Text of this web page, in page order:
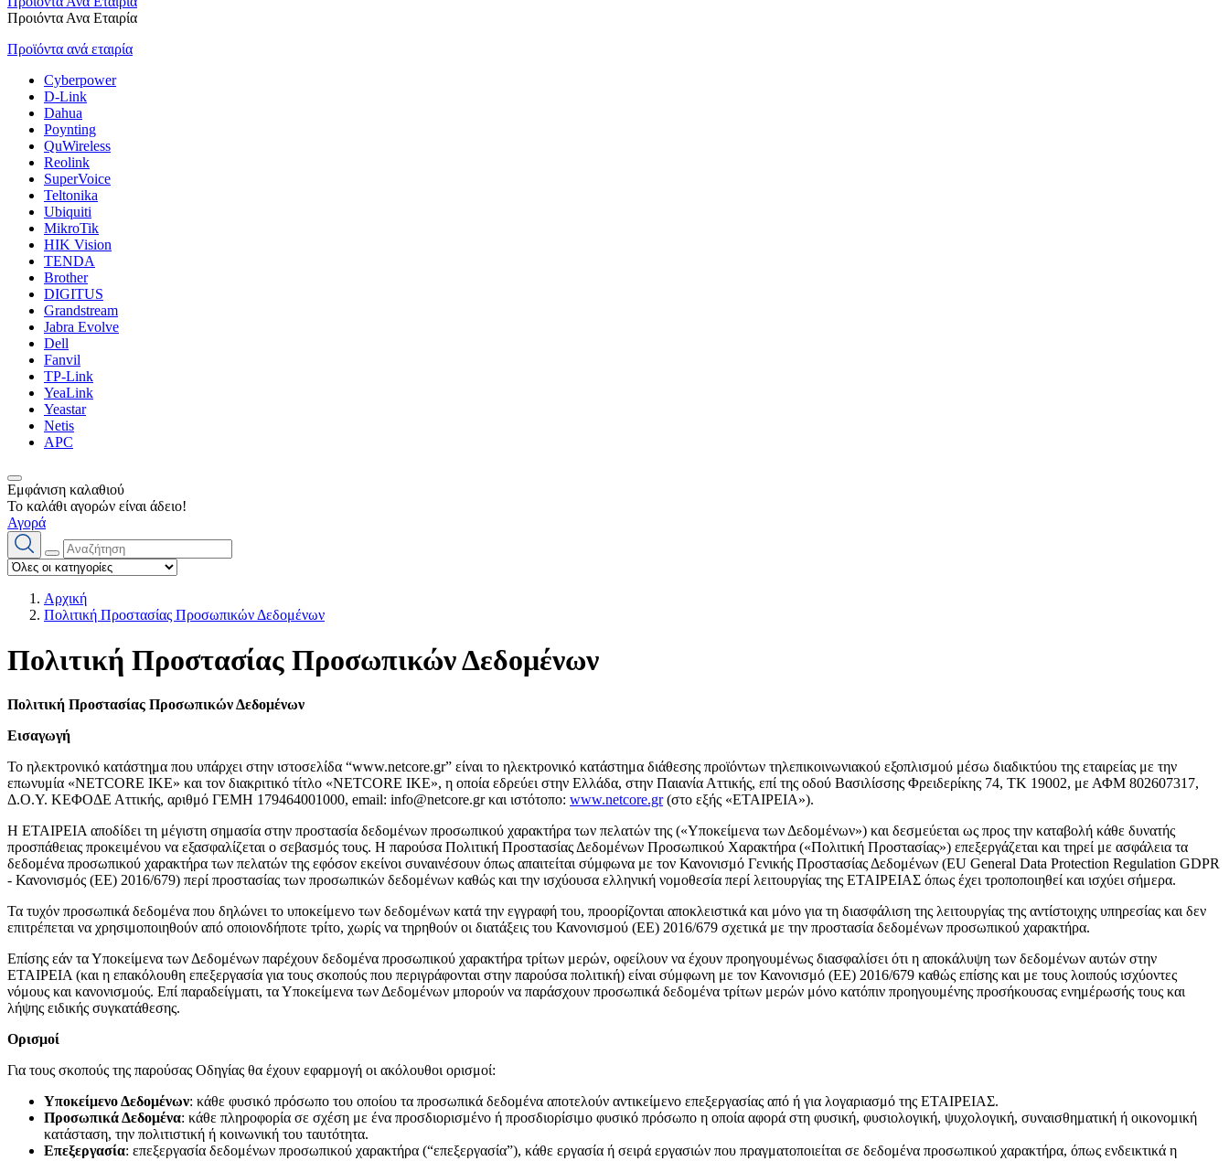
Προιόντα Ανα Εταιρία
Προϊόντα ανά εταιρία
Cyberpower
D-Link
Dahua
Poynting
QuWireless
Reolink
SuperVoice
Teltonika
Ubiquiti
MikroTik
HIK Vision
TENDA
Brother
DIGITUS
Grandstream
Jabra Evolve
Dell
Fanvil
TP-Link
YeaLink
Yeastar
Netis
APC
Εμφάνιση καλαθιού
Το καλάθι αγορών είναι άδειο!
Αγορά
Αρχική
Πολιτική Προστασίας Προσωπικών Δεδομένων
Πολιτική Προστασίας Προσωπικών Δεδομένων
Πολιτική Προστασίας Προσωπικών Δεδομένων
Εισαγωγή
Το ηλεκτρονικό κατάστημα που υπάρχει στην ιστοσελίδα “www.netcore.gr” είναι το ηλεκτρονικό κατάστημα διάθεσης προϊόντων τηλεπικοινωνιακού εξοπλισμού μέσω διαδικτύου της εταιρείας με την
επωνυμία «NETCORE IKE» και τον διακριτικό τίτλο «NETCORE IKE», η οποία εδρεύει στην Ελλάδα, στην Παιανία Αττικής, επί της οδού Βασιλίσσης Φρειδερίκης 74, ΤΚ 19002, με ΑΦΜ 802607317,
Δ.Ο.Υ. ΚΕΦΟΔΕ Αττικής, αριθμό ΓΕΜΗ 179464001000, email: info@netcore.gr και ιστότοπο: www.netcore.gr(στο εξής «ΕΤΑΙΡΕΙΑ»).
Η ΕΤΑΙΡΕΙΑ αποδίδει τη μέγιστη σημασία στην προστασία δεδομένων προσωπικού χαρακτήρα των πελατών της («Υποκείμενα των Δεδομένων») και δεσμεύεται ως προς την καταβολή κάθε δυνατής
προσπάθειας προκειμένου να εξασφαλίζεται ο σεβασμός τους. Η παρούσα Πολιτική Προστασίας Δεδομένων Προσωπικού Χαρακτήρα («Πολιτική Προστασίας») επεξεργάζεται και τηρεί με ασφάλεια τα
δεδομένα προσωπικού χαρακτήρα των πελατών της εφόσον εκείνοι συναινέσουν όπως απαιτείται σύμφωνα με τον Κανονισμό Γενικής Προστασίας Δεδομένων (EU General Data Protection Regulation GDPR
- Κανονισμός (ΕΕ) 2016/679) περί προστασίας των προσωπικών δεδομένων καθώς και την ισχύουσα ελληνική νομοθεσία περί λειτουργίας της ΕΤΑΙΡΕΙΑΣ όπως έχει τροποποιηθεί και ισχύει σήμερα.
Τα τυχόν προσωπικά δεδομένα που δηλώνει το υποκείμενο των δεδομένων κατά την εγγραφή του, προορίζονται αποκλειστικά και μόνο για τη διασφάλιση της λειτουργίας της αντίστοιχης υπηρεσίας και δεν
επιτρέπεται να χρησιμοποιηθούν από οποιονδήποτε τρίτο, χωρίς να τηρηθούν οι διατάξεις του Κανονισμού (ΕΕ) 2016/679 σχετικά με την προστασία δεδομένων προσωπικού χαρακτήρα.
Επίσης εάν τα Υποκείμενα των Δεδομένων παρέχουν δεδομένα προσωπικού χαρακτήρα τρίτων μερών, οφείλουν να έχουν προηγουμένως διασφαλίσει ότι η αποκάλυψη των δεδομένων αυτών στην
ΕΤΑΙΡΕΙΑ (και η επακόλουθη επεξεργασία για τους σκοπούς που περιγράφονται στην παρούσα πολιτική) είναι σύμφωνη με τον Κανονισμό (ΕΕ) 2016/679 καθώς επίσης και με τους λοιπούς ισχύοντες
νόμους και κανονισμούς. Επί παραδείγματι, τα Υποκείμενα των Δεδομένων μπορούν να παράσχουν προσωπικά δεδομένα τρίτων μερών μόνο κατόπιν προηγουμένης προσήκουσας ενημέρωσής τους και
λήψης ειδικής συγκατάθεσης.
Ορισμοί
Για τους σκοπούς της παρούσας Οδηγίας θα έχουν εφαρμογή οι ακόλουθοι ορισμοί:
Υποκείμενο Δεδομένων: κάθε φυσικό πρόσωπο του οποίου τα προσωπικά δεδομένα αποτελούν αντικείμενο επεξεργασίας από ή για λογαριασμό της ΕΤΑΙΡΕΙΑΣ.
Προσωπικά Δεδομένα: κάθε πληροφορία σε σχέση με ένα προσδιορισμένο ή προσδιορίσιμο φυσικό πρόσωπο η οποία αφορά στη φυσική, φυσιολογική, ψυχολογική, συναισθηματική ή οικονομική
κατάσταση, την πολιτιστική ή κοινωνική του ταυτότητα.
Επεξεργασία: επεξεργασία δεδομένων προσωπικού χαρακτήρα (“επεξεργασία”), κάθε εργασία ή σειρά εργασιών που πραγματοποιείται σε δεδομένα προσωπικού χαρακτήρα, όπως ενδεικτικά η